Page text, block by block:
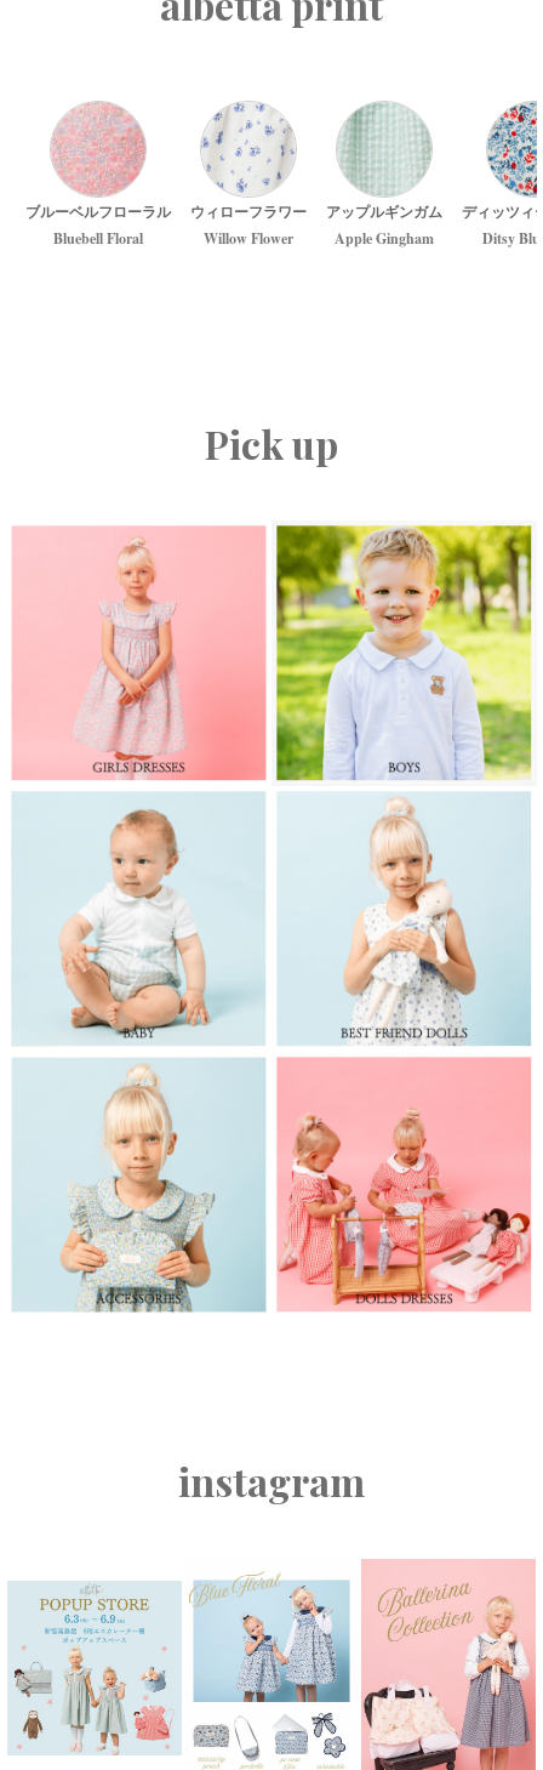
ブルーベルフローラル
Bluebell Floral
ウィローフラワー
Willow Flower
アップルギンガム
Apple Gingham
ディッツィ
Ditsy
Pick up
instagram